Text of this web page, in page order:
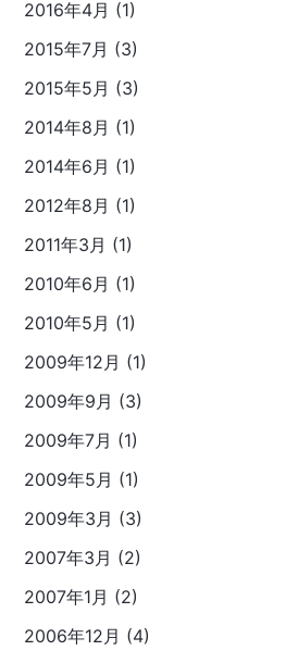
2016年4月 (1)
2015年7月 (3)
2015年5月 (3)
2014年8月 (1)
2014年6月 (1)
2012年8月 (1)
2011年3月 (1)
2010年6月 (1)
2010年5月 (1)
2009年12月 (1)
2009年9月 (3)
2009年7月 (1)
2009年5月 (1)
2009年3月 (3)
2007年3月 (2)
2007年1月 (2)
2006年12月 (4)